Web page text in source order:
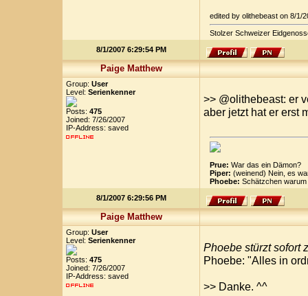
edited by olithebeast on 8/1/
Stolzer Schweizer
8/1/2007 6:29:54 PM
Paige Matthew
Group: User
Level: Serienkenner
Posts: 475
Joined: 7/26/2007
IP-Address: saved
>> @olithebeast: er
aber jetzt hat er erst
Prue: War das ein Dämon?
Piper: (weinend) Nein, es
Phoebe: Schätzchen
8/1/2007 6:29:56 PM
Paige Matthew
Group: User
Level: Serienkenner
Posts: 475
Joined: 7/26/2007
IP-Address: saved
Phoebe stürzt sofort
Phoebe: "Alles in
>> Danke. ^^